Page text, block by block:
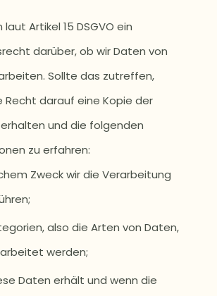
laut Artikel 15 DSGVO ein
darüber, ob wir Daten von
Sollte das zutreffen,
Recht darauf eine Kopie der
und die folgenden
zu erfahren:
Zweck wir die Verarbeitung
also die Arten von Daten,
werden;
Daten erhält und wenn die